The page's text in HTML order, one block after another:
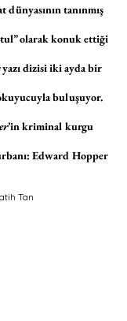
dünyasının tanınmış
olarak konuk ettiği
yazı dizisi iki ayda bir
buluşuyor.
’in kriminal kurgu
Edward Hopper
Tan